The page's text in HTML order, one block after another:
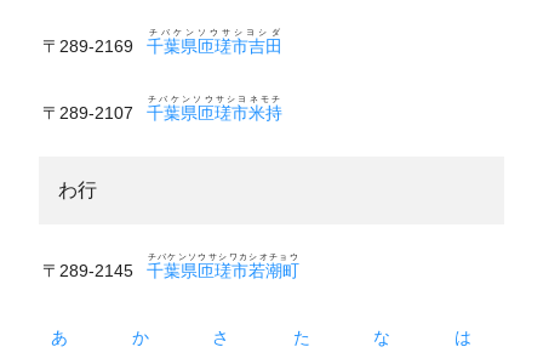
〒289-2169 千葉県匝瑳市吉田
チバケンソウサシヨシダ
〒289-2107 千葉県匝瑳市米持
チバケンソウサシヨネモチ
わ行
〒289-2145 千葉県匝瑳市若潮町
チバケンソウサシワカシオチョウ
あ か さ た な は